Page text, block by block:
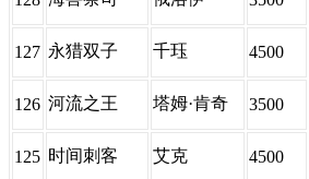
127 永猎双子 千珏 4500
126 河流之王 塔姆·肯奇 3500
125 时间刺客 艾克 4500